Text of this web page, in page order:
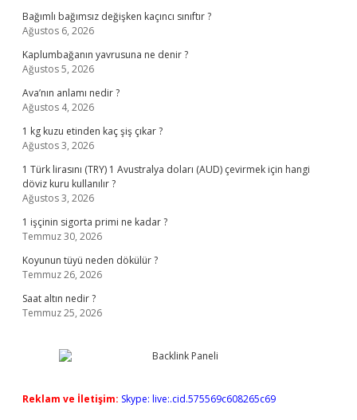
Bağımlı bağımsız değişken kaçıncı sınıftır ?
Ağustos 6, 2026
Kaplumbağanın yavrusuna ne denir ?
Ağustos 5, 2026
Ava’nın anlamı nedir ?
Ağustos 4, 2026
1 kg kuzu etinden kaç şiş çıkar ?
Ağustos 3, 2026
1 Türk lirasını (TRY) 1 Avustralya doları (AUD) çevirmek için hangi
döviz kuru kullanılır ?
Ağustos 3, 2026
1 işçinin sigorta primi ne kadar ?
Temmuz 30, 2026
Koyunun tüyü neden dökülür ?
Temmuz 26, 2026
Saat altın nedir ?
Temmuz 25, 2026
Reklam ve İletişim: Skype: live:.cid.575569c608265c69